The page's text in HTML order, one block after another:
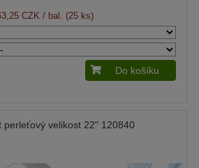
CZK / bal. (25 ks)
Do košíku
perleťový velikost 22" 120840